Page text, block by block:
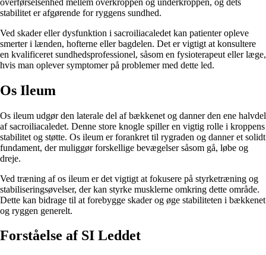
stabilitet er afgørende for ryggens sundhed.
Ved skader eller dysfunktion i sacroiliacaledet kan patienter opleve
smerter i lænden, hofterne eller bagdelen. Det er vigtigt at konsultere
en kvalificeret sundhedsprofessionel, såsom en fysioterapeut eller læge,
hvis man oplever symptomer på problemer med dette led.
Os Ileum
Os ileum udgør den laterale del af bækkenet og danner den ene halvdel
af sacroiliacaledet. Denne store knogle spiller en vigtig rolle i kroppens
stabilitet og støtte. Os ileum er forankret til rygraden og danner et solidt
fundament, der muliggør forskellige bevægelser såsom gå, løbe og
dreje.
Ved træning af os ileum er det vigtigt at fokusere på styrketræning og
stabiliseringsøvelser, der kan styrke musklerne omkring dette område.
Dette kan bidrage til at forebygge skader og øge stabiliteten i bækkenet
og ryggen generelt.
Forståelse af SI Leddet